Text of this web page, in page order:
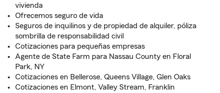
vivienda
Ofrecemos seguro de vida
Seguros de inquilinos y de propiedad de alquiler, póliza
sombrilla de responsabilidad civil
Cotizaciones para pequeñas empresas
Agente de State Farm para Nassau County en Floral
Park, NY
Cotizaciones en Bellerose, Queens Village, Glen Oaks
Cotizaciones en Elmont, Valley Stream, Franklin